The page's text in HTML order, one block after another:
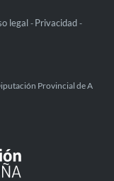
legal- Privacidad -
Provincial de A